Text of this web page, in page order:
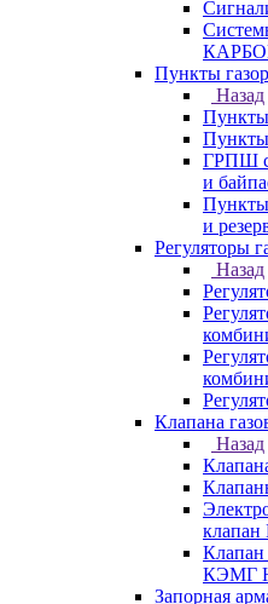
Пункты
Назад
ГРПШ с
и
Пункты
и
Регуляторы
Назад
Клапана
Назад
Клапан
КЭМГ
Запорная